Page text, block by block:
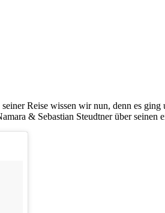
Reise wissen wir nun, denn es ging
& Sebastian Steudtner über seinen